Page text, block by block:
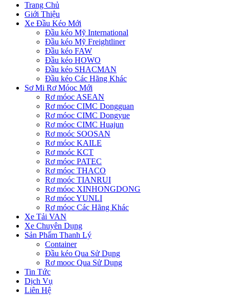
Trang Chủ
Giới Thiệu
Xe Đầu Kéo Mới
Đầu kéo Mỹ International
Đầu kéo Mỹ Freightliner
Đầu kéo FAW
Đầu kéo HOWO
Đầu kéo SHACMAN
Đầu kéo Các Hãng Khác
Sơ Mi Rơ Móoc Mới
Rơ móoc ASEAN
Rơ móoc CIMC Dongguan
Rơ móoc CIMC Dongyue
Rơ móoc CIMC Huajun
Rơ moóc SOOSAN
Rơ móoc KAILE
Rơ moóc KCT
Rơ móoc PATEC
Rơ móoc THACO
Rơ moóc TIANRUI
Rơ móoc XINHONGDONG
Rơ móoc YUNLI
Rơ móoc Các Hãng Khác
Xe Tải VAN
Xe Chuyên Dụng
Sản Phẩm Thanh Lý
Container
Đầu kéo Qua Sử Dụng
Rơ mooc Qua Sử Dụng
Tin Tức
Dịch Vụ
Liên Hệ